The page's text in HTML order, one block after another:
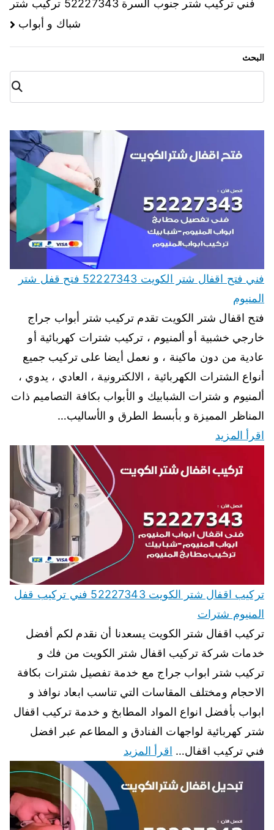
فني تركيب شتر جنوب السرة 52227343 تركيب شتر
شباك و أبواب
البحث
البح
ث
فني فتح اقفال شتر الكويت 52227343 فتح قفل شتر
المنيوم
فتح اقفال شتر الكويت تقدم تركيب شتر أبواب جراج
خارجي خشبية أو ألمنيوم ، تركيب شترات كهربائية أو
عادية من دون ماكينة ، و نعمل أيضا على تركيب جميع
أنواع الشترات الكهربائية ، الالكترونية ، العادي ، يدوي ،
ألمنيوم و شترات الشبابيك و الأبواب بكافة التصاميم ذات
المناظر المميزة و بأبسط الطرق و الأساليب…
اقرأ المزيد
تركيب اقفال شتر الكويت 52227343 فني تركيب قفل
المنيوم شترات
تركيب اقفال شتر الكويت يسعدنا أن نقدم لكم أفضل
خدمات شركة تركيب اقفال شتر الكويت من فك و
تركيب شتر ابواب جراج مع خدمة تفصيل شترات بكافة
الاحجام ومختلف المقاسات التي تناسب ابعاد نوافذ و
ابواب بأفضل انواع المواد المطابخ و خدمة تركيب اقفال
شتر كهربائية لواجهات الفنادق و المطاعم عبر افضل
فني تركيب اقفال… اقرأ المزيد